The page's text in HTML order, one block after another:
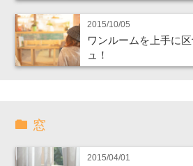
2015/10/05
ワンルームを上手に
ュ！
窓
2015/04/01